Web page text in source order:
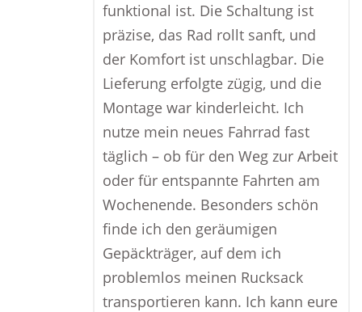
funktional ist. Die Schaltung ist
präzise, das Rad rollt sanft, und
der Komfort ist unschlagbar. Die
Lieferung erfolgte zügig, und die
Montage war kinderleicht. Ich
nutze mein neues Fahrrad fast
täglich – ob für den Weg zur Arbeit
oder für entspannte Fahrten am
Wochenende. Besonders schön
finde ich den geräumigen
Gepäckträger, auf dem ich
problemlos meinen Rucksack
transportieren kann. Ich kann eure